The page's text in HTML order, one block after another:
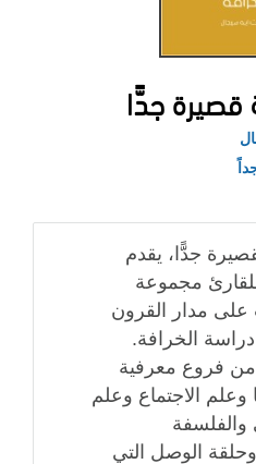
قصيرة جدًّا
جدًّا، يقدم
مجموعة
على مدار القرون
دراسة الخرافة.
من فروع معرفية
وعلم الاجتماع وعلم
والفلسفة
وحلقة الوصل التي